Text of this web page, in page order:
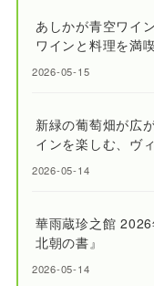
あしかが青空ワイ
ワインと料理を満
2026-05-15
新緑の葡萄畑が広
インを楽しむ、ヴ
2026-05-14
華雨蔵珍之館
北朝の書』
2026-05-14